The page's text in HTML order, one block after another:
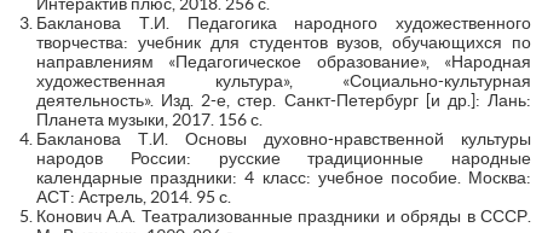
Бакланова Т.И. Педагогика народного художественного
творчества: учебник для студентов вузов, обучающихся по
направлениям «Педагогическое образование», «Народная
художественная культура», «Социально-культурная
деятельность». Изд. 2-е, стер. Санкт-Петербург [и др.]: Лань:
Планета музыки, 2017. 156 с.
Бакланова Т.И. Основы духовно-нравственной культуры
народов России: русские традиционные народные
календарные праздники: 4 класс: учебное пособие. Москва:
АСТ: Астрель, 2014. 95 с.
Конович А.А. Театрализованные праздники и обряды в СССР.